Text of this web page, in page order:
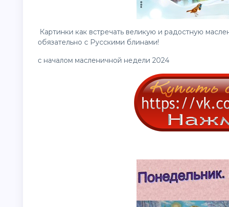
Картинки как встречать великую и радостную
обязательно с Русскими блинами!
с началом масленичной недели 2024